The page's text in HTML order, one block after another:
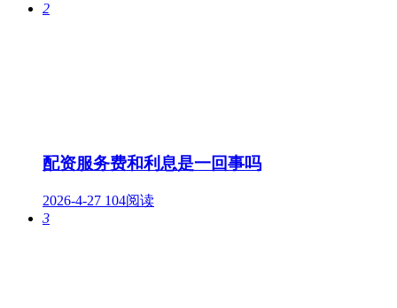
2
配资服务费和利息是一回事吗
2026-4-27 104阅读
3